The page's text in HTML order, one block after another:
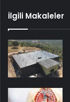
İlgili Makaleler